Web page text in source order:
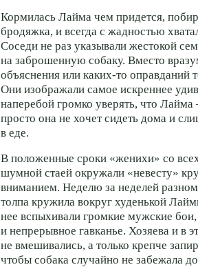
Кормилась Лайма чем придется,
бродяжка, и всегда с жадностью
Соседи не раз указывали жестокой
на заброшенную собаку. Вместо
объяснения или каких-то оправданий
Они изображали самое искреннее
наперебой громко уверять, что
просто она не хочет сидеть дома и
в еде.
В положенные сроки «женихи» со
шумной стаей окружали «невесту»
вниманием. Неделю за неделей
толпа кружила вокруг худенькой
нее вспыхивали громкие мужские
и непрерывное гавканье. Хозяева и в
не вмешивались, а только крепче
чтобы собака случайно не забежала